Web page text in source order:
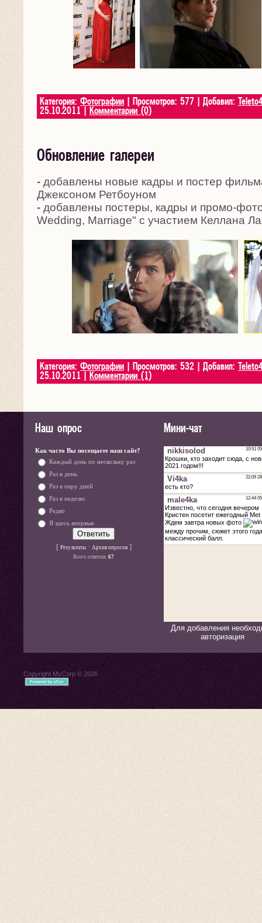
Категория: Фотографии | Просмотров: 577 | Добавил:
25.10.2011
Комментарии (0)
Обновление галереи
- добавлены новые кадры и постер
Джексоном Ретбоуном
- добавлены постеры, кадры и промо-
Wedding, Marriage" с участием Келлана
Категория: Фотографии | Просмотров: 532 | Добавил:
25.10.2011
Комментарии (1)
Наш опрос
Как часто Вы посещаете наш сайт?
Каждый день по нескольку раз
Раз в день
Раз в пару дней
Раз в неделю
Редко
Я здесь впервые
[ Результаты· Архив опросов]
Всего ответов: 67
Мини-чат
Для добавления
авторизация
Copyright MyCorp © 2026